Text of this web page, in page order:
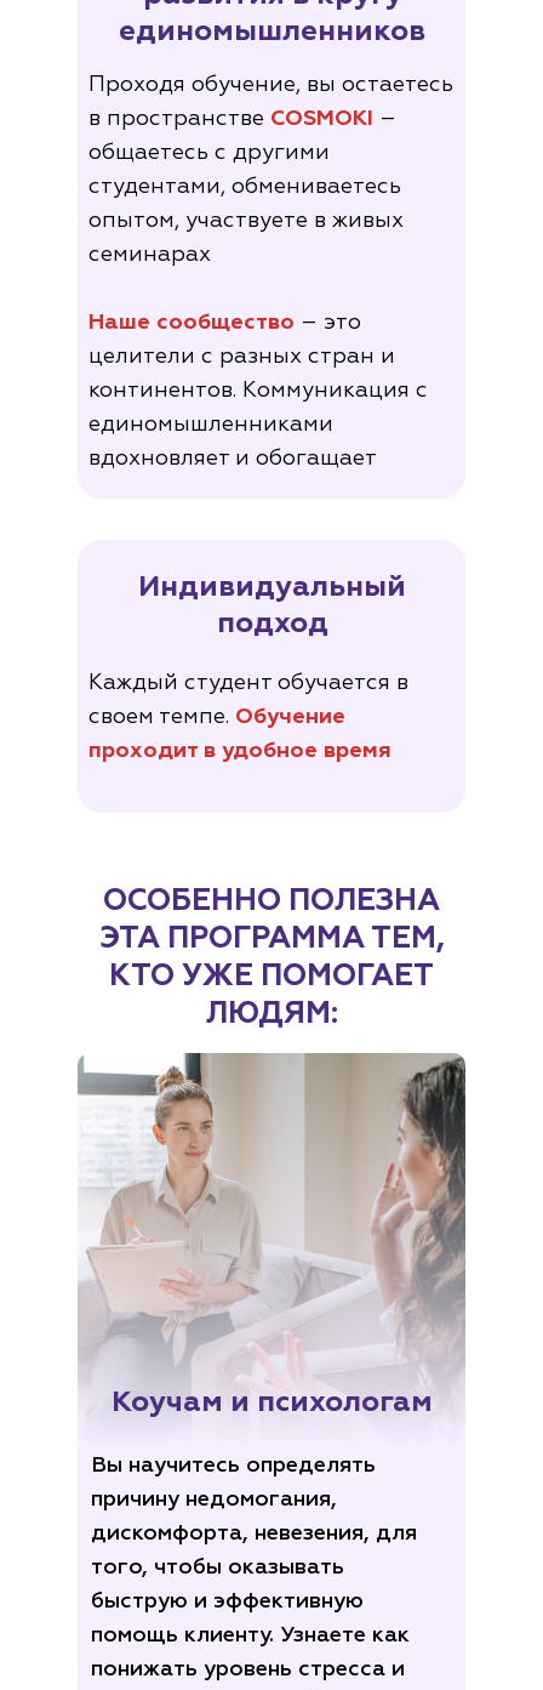
единомышленников
Проходя обучение, вы остаетесь
в пространстве COSMOKI
–
общаетесь с другими
студентами, обмениваетесь
опытом, участвуете в живых
семинарах
Наше сообщество – это
целители с разных стран и
континентов. Коммуникация с
единомышленниками
вдохновляет и обогащает
Индивидуальный
подход
Каждый студент обучается в
своем темпе. Обучение
проходит в удобное время
ОСОБЕННО ПОЛЕЗНА
ЭТА ПРОГРАММА ТЕМ,
КТО УЖЕ ПОМОГАЕТ
ЛЮДЯМ:
Коучам и психологам
Вы научитесь определять
причину недомогания,
дискомфорта, невезения, для
того, чтобы оказывать
быструю и эффективную
помощь клиенту. Узнаете как
понижать уровень стресса и